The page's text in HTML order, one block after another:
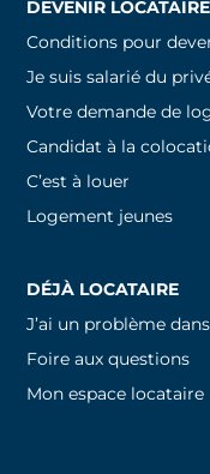
DEVENIR LOCATAIRE
Conditions pour
Je suis salarié du
Votre demande de
Candidat à la
C’est à louer
Logement jeunes
DÉJÀ LOCATAIRE
J’ai un problème
Foire aux questions
Mon espace locataire